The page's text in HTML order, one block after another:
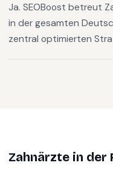
Ja. SEOBoost betreut
in der gesamten
zentral optimierten
Zahnärzte in der